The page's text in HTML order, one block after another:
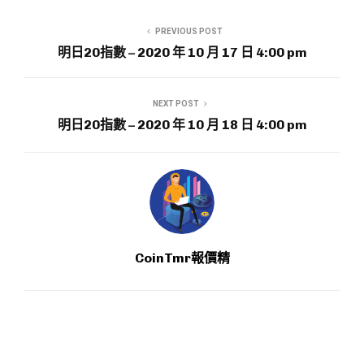
PREVIOUS POST
明日20指數 – 2020 年 10 月 17 日 4:00 pm
NEXT POST
明日20指數 – 2020 年 10 月 18 日 4:00 pm
CoinTmr報價精